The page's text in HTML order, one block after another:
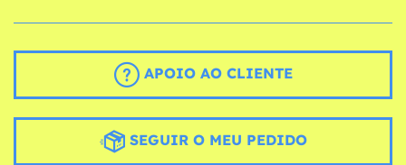
APOIO AO CLIENTE
SEGUIR O MEU PEDIDO